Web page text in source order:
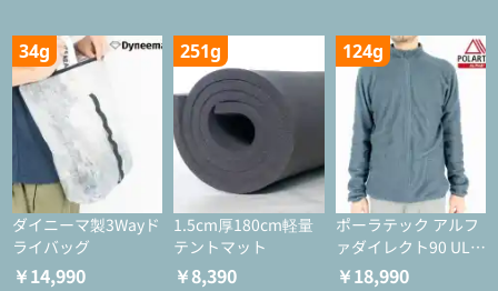
34g
ダイニーマ製3Wayド
ライバッグ
￥14,990
251g
1.5cm厚180cm軽量
テントマット
￥8,390
124g
ポーラテック アルフ
ァダイレクト90 ULジ
ャケット
￥18,990